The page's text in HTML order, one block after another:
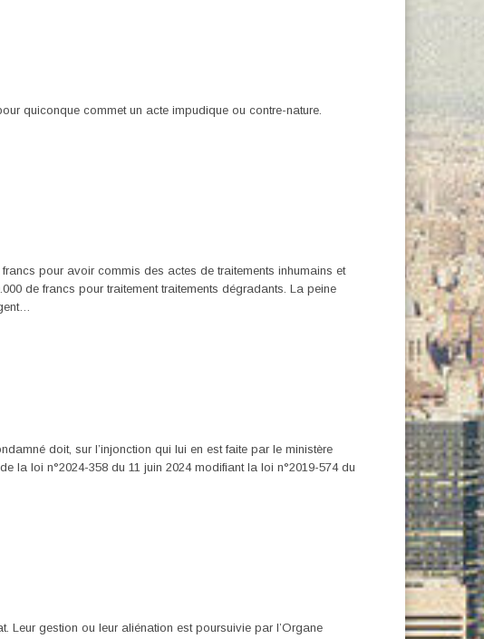
quiconque commet un acte impudique ou contre-nature.
francs pour avoir commis des actes de traitements inhumains et
de francs pour traitement traitements dégradants. La peine
doit, sur l’injonction qui lui en est faite par le ministère
la loi n°2024-358 du 11 juin 2024 modifiant la loi n°2019-574 du
Leur gestion ou leur aliénation est poursuivie par l’Organe